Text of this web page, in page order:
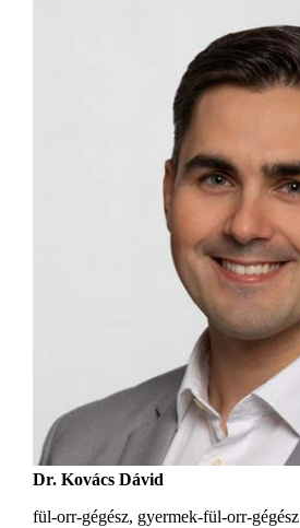
Dr. Kovács Dávid
fül-orr-gégész, gyermek-fül-orr-gégész